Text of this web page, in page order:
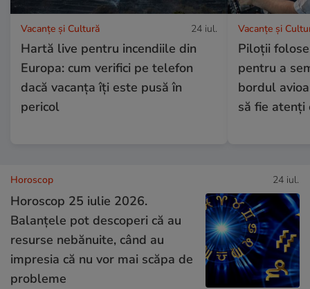
Vacanțe și Cultură 24 iul.
Hartă live pentru incendiile din
Europa: cum verifici pe telefon
dacă vacanța îți este pusă în
pericol
Vacanțe și
Piloții
pentru a
bordul
să fie atenți
Horoscop 24 iul.
Horoscop 25 iulie 2026.
Balanțele pot descoperi că au
resurse nebănuite, când au
impresia că nu vor mai scăpa de
probleme